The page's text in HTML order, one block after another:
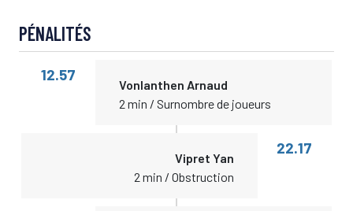
PÉNALITÉS
12.57
Vonlanthen Arnaud
2 min / Surnombre de joueurs
Vipret Yan
2 min / Obstruction
22.17